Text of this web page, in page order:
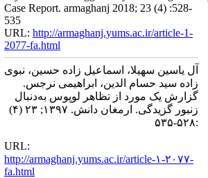
Case Report. armaghanj 2018; 23 (4) :528-
535
URL: http://armaghanj.yums.ac.ir/article-1-
2077-fa.html
آل یاسین سهیلا، اسماعیل زاده حسین، نبوی
زاده سید حسام الدین، ابراهیمی نرجس.
گزارش یک مورد از تظاهر لوپوس به‌دنبال
زنبور گزیدگی. ارمغان دانش. ۱۳۹۷; ۲۳ (۴)
:۵۲۸-۵۳۵
URL:
http://armaghanj.yums.ac.ir/article-۱-۲۰۷۷-
fa.html